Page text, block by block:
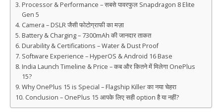
Processor & Performance – सबसे पावरफुल Snapdragon 8 Elite
Gen 5
Camera – DSLR जैसी फोटोग्राफी का मज़ा
Battery & Charging – 7300mAh की जानदार ताकत
Durability & Certifications – Water & Dust Proof
Software Experience – HyperOS & Android 16 Base
India Launch Timeline & Price – कब और कितने में मिलेगा OnePlus
15?
Why OnePlus 15 is Special – Flagship Killer का नया चेहरा
Conclusion – OnePlus 15 आपके लिए सही option है या नहीं?